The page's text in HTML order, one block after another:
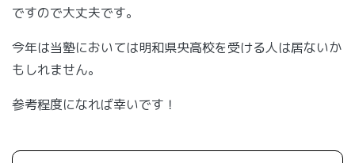
ですので大丈夫です。
今年は当塾においては明和県央高校を受ける人は居ないか
もしれません。
参考程度になれば幸いです！